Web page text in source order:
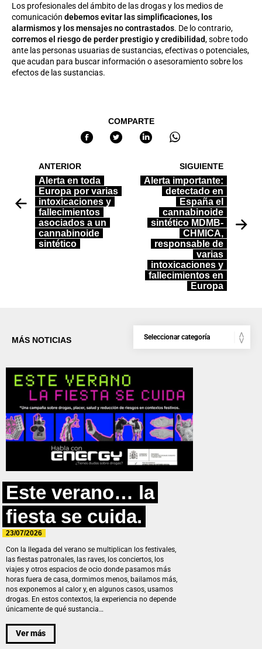
Los profesionales del ámbito de las drogas y los medios de
comunicación debemos evitar las simplificaciones, los
alarmismos y los mensajes no contrastados. De lo contrario,
corremos el riesgo de perder prestigio y credibilidad, sobre todo
ante las personas usuarias de sustancias, efectivas o potenciales,
que acudan para buscar información o asesoramiento sobre los
efectos de las sustancias.
ANTERIOR
Alerta en toda
Europa por varias
intoxicaciones y
fallecimientos
asociados a un
cannabinoide
sintético
COMPARTE
SIGUIENTE
Alerta importante:
detectado en
España el
cannabinoide
sintético MDMB-
CHMICA,
responsable de
varias
intoxicaciones y
fallecimientos en
Europa
MÁS NOTICIAS
Este verano… la
fiesta se cuida.
23/07/2026
Con la llegada del verano se multiplican los festivales,
las fiestas patronales, las raves, los conciertos, los
viajes y otros espacios de ocio donde pasamos más
horas fuera de casa, dormimos menos, bailamos más,
nos exponemos al calor y, en algunos casos, usamos
drogas. En estos contextos, la experiencia no depende
únicamente de qué sustancia…
Ver más